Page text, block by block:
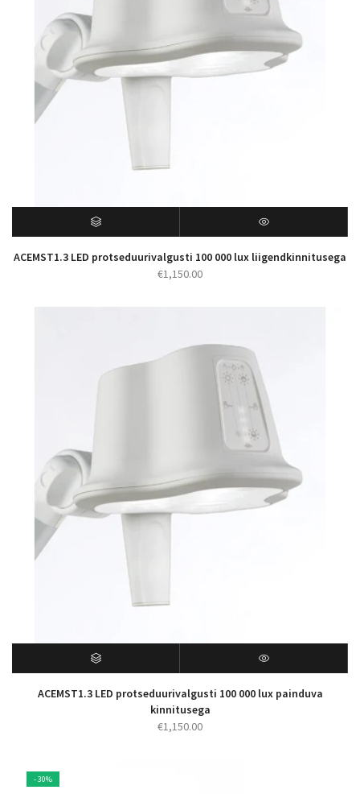
ACEMST1.3 LED protseduurivalgusti 100 000 lux liigendkinnitusega
€1,150.00
ACEMST1.3 LED protseduurivalgusti 100 000 lux painduva
kinnitusega
€1,150.00
- 30%